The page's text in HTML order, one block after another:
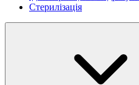
Стерилізація